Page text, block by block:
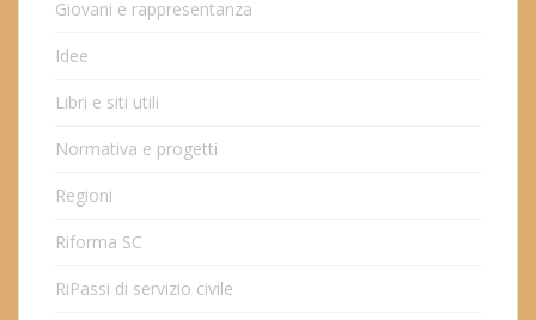
Giovani e rappresentanza
Idee
Libri e siti utili
Normativa e progetti
Regioni
Riforma SC
RiPassi di servizio civile